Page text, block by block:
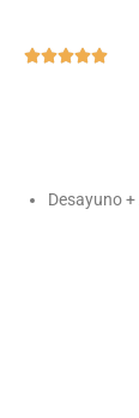

Desayuno